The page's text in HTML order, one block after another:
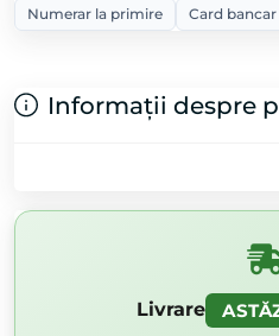
Numerar la primire Card
Informații despre
Livrare